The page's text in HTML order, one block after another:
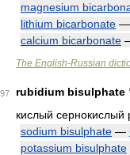
magnesium
lithium bicarbonate —
calcium bicarbonate
The English-Russian
97
rubidium bisulphate
кислый сернокислый
sodium bisulphate —
potassium bisulphate